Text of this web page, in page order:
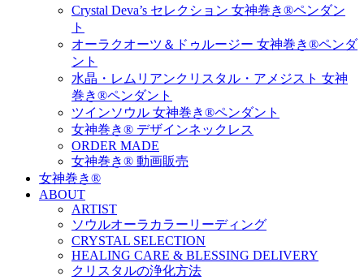
Crystal Deva’s セレクション 女神巻き®ペンダン
ト
オーラクオーツ＆ドゥルージー 女神巻き®ペンダ
ント
水晶・レムリアンクリスタル・アメジスト 女神
巻き®ペンダント
ツインソウル 女神巻き®ペンダント
女神巻き® デザインネックレス
ORDER MADE
女神巻き® 動画販売
女神巻き®
ABOUT
ARTIST
ソウルオーラカラーリーディング
CRYSTAL SELECTION
HEALING CARE & BLESSING DELIVERY
クリスタルの浄化方法